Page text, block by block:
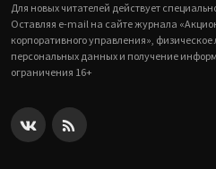
Для новых читателей действует
Оставляя e-mail на сайте журнала
корпоративного управления», физическое
персональных данных и получение
ограничения 16+